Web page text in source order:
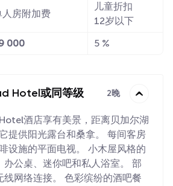
人房附加费
儿童折扣
12岁以下
000 5 %
Hotel或同等级 2晚
酒店享有美景，距离贝加尔湖
提供阳光露台和桑拿。 每间客房
设施的平面电视。 小木屋风格的
办公桌、迷你吧和私人浴室。 部
线网络连接。 色彩缤纷的酒吧餐